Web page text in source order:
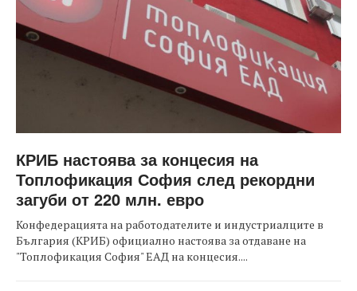
КРИБ настоява за концесия на
Топлофикация София след рекордни
загуби от 220 млн. евро
Конфедерацията на работодателите и индустриалците в
България (КРИБ) официално настоява за отдаване на
"Топлофикация София" ЕАД на концесия....